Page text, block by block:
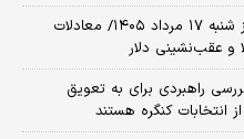
پیش‌بینی قیمت طلا، دلار و سکه امروز شنبه ۱۷ مرداد ۱۴۰۵/ معادلات
و عقب‌نشینی دلار
راهبردی برای به تعویق
انتخابات کنگره هستند